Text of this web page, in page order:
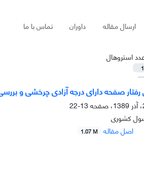
ارسال مقاله داوران تماس با ما
استروهال
1
صفحه دارای درجه آزادی چرخشی و
13-22
کشوری
اصل مقاله 1.07 M